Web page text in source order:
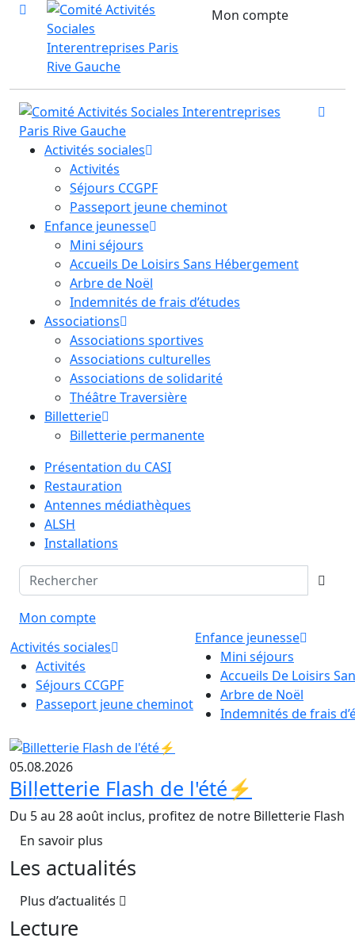
Mon compte
Activités sociales
Activités
Séjours CCGPF
Passeport jeune cheminot
Enfance jeunesse
Mini séjours
Accueils De Loisirs Sans Hébergement
Arbre de Noël
Indemnités de frais d’études
Associations
Associations sportives
Associations culturelles
Associations de solidarité
Théâtre Traversière
Billetterie
Billetterie permanente
Présentation du CASI
Restauration
Antennes médiathèques
ALSH
Installations
Mon compte
Activités sociales
Activités
Séjours CCGPF
Passeport jeune cheminot
Enfance jeunesse
Mini séjours
Accueils De Loisirs
Arbre de Noël
Indemnités de frais
05.08.2026
Billetterie Flash de l'été⚡
Du 5 au 28 août inclus, profitez de notre Billetterie Flash
En savoir plus
Les actualités
Plus d’actualités
Lecture